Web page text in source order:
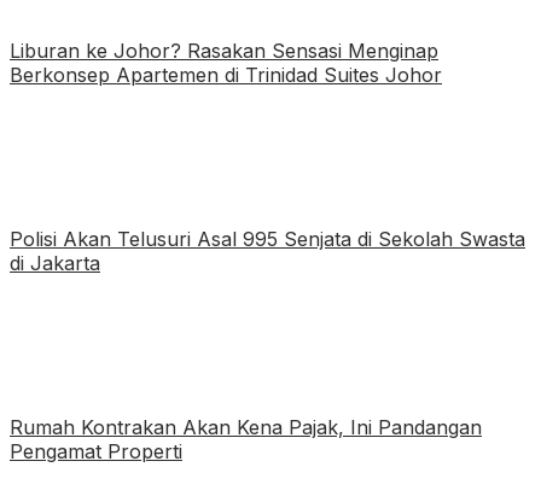
Liburan ke Johor? Rasakan Sensasi Menginap
Berkonsep Apartemen di Trinidad Suites Johor
Polisi Akan Telusuri Asal 995 Senjata di Sekolah Swasta
di Jakarta
Rumah Kontrakan Akan Kena Pajak, Ini Pandangan
Pengamat Properti